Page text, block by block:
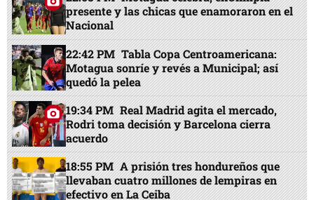
presente y las chicas que enamoraron en el
Nacional
22:42 PM Tabla Copa Centroamericana:
Motagua sonríe y revés a Municipal; así
quedó la pelea
19:34 PM Real Madrid agita el mercado,
Rodri toma decisión y Barcelona cierra
acuerdo
18:55 PM A prisión tres hondureños que
llevaban cuatro millones de lempiras en
efectivo en La Ceiba